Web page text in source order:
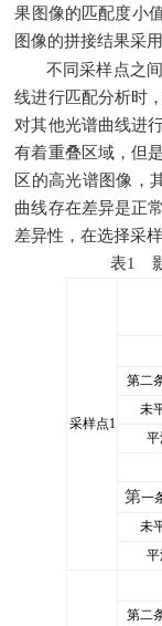
果图像的匹配度小
图像的拼接结果采
不同采样点之间
线进行匹配分析时
对其他光谱曲线进
有着重叠区域，但
区的高光谱图像，
曲线存在差异是正
差异性，在选择采
表1
采样点1
第二
未
第一
未
第二